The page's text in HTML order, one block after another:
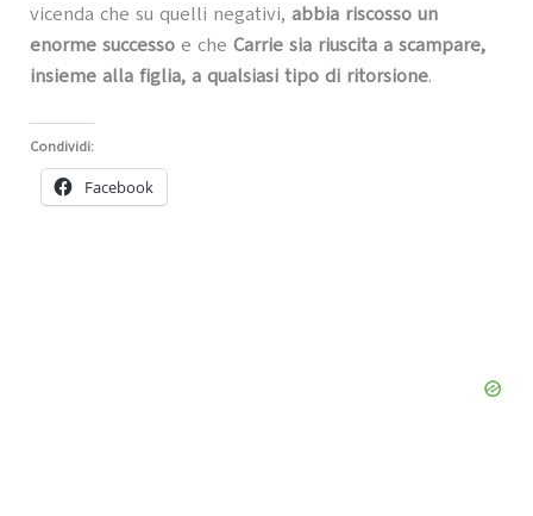
vicenda che su quelli negativi, abbia riscosso un
enorme successoe che Carrie sia riuscita a scampare,
insieme alla figlia, a qualsiasi tipo di ritorsione.
Condividi:
Facebook